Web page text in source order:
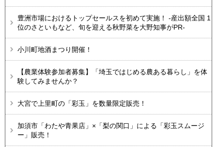
豊洲市場におけるトップセールスを初めて実施！ -産出額全国 1
位のさといもなど、旬を迎える秋野菜を大野知事がPR-
小川町地酒まつり開催！
【農業体験参加者募集】「埼玉ではじめる農ある暮らし」を体
験してみませんか？
大宮で上里町の「彩玉」を数量限定販売！
加須市「わたや青果店」×「梨の関口」による「彩玉スムージ
ー」販売！